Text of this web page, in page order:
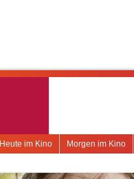
Morgen im Kino
Heute im Kino